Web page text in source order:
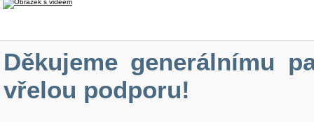
Děkujeme generálnímu
vřelou podporu!